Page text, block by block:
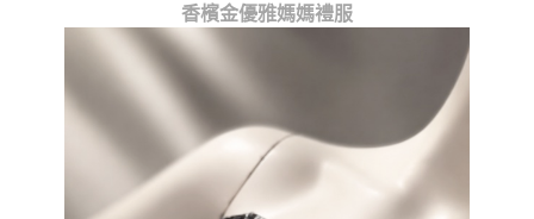
香檳金優雅媽媽禮服